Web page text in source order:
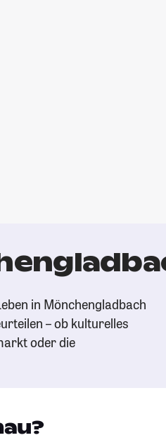
in Mönchengladbach
– ob kulturelles
oder die